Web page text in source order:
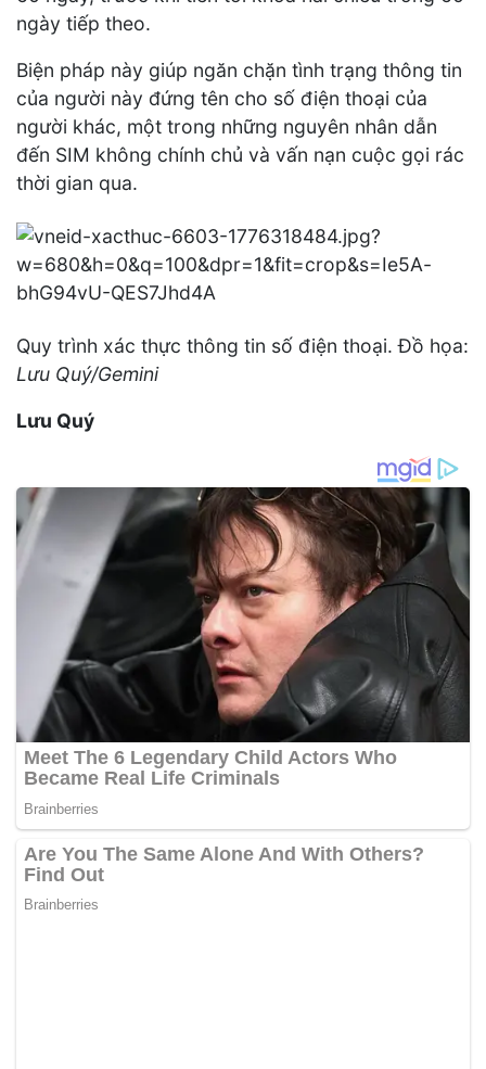
ngày tiếp theo.
Biện pháp này giúp ngăn chặn tình trạng thông tin
của người này đứng tên cho số điện thoại của
người khác, một trong những nguyên nhân dẫn
đến SIM không chính chủ và vấn nạn cuộc gọi rác
thời gian qua.
Quy trình xác thực thông tin số điện thoại. Đồ họa:
Lưu Quý/Gemini
Lưu Quý